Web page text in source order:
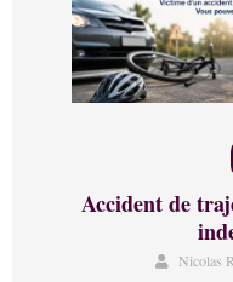
Accident de
Nicolas